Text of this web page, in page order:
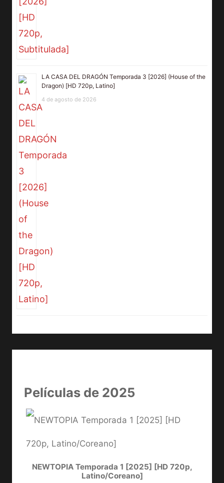
LA CASA DEL DRAGÓN Temporada 3 [2026] (House of the
Dragon) [HD 720p, Latino]
4 de agosto de 2026
Películas de 2025
NEWTOPIA Temporada 1 [2025] [HD 720p,
Latino/Coreano]